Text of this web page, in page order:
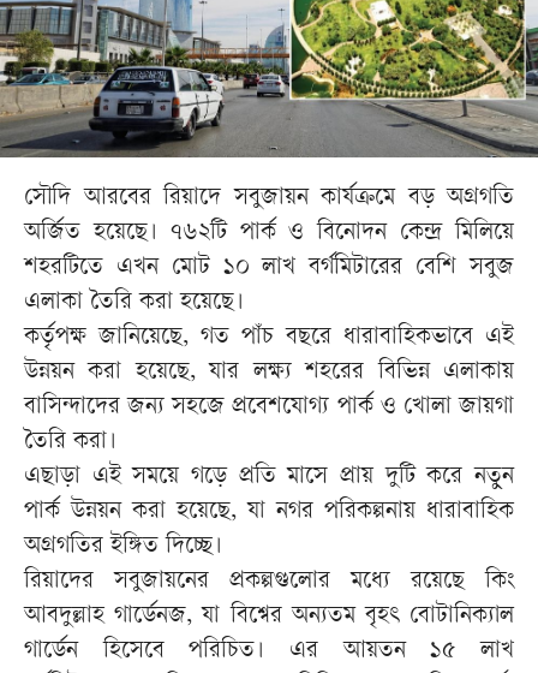
সৌদি আরবের রিয়াদে সবুজায়ন কার্যক্রমে বড় অগ্রগতি
অর্জিত হয়েছে। ৭৬২টি পার্ক ও বিনোদন কেন্দ্র মিলিয়ে
শহরটিতে এখন মোট ১০ লাখ বর্গমিটারের বেশি সবুজ
এলাকা তৈরি করা হয়েছে।
কর্তৃপক্ষ জানিয়েছে, গত পাঁচ বছরে ধারাবাহিকভাবে এই
উন্নয়ন করা হয়েছে, যার লক্ষ্য শহরের বিভিন্ন এলাকায়
বাসিন্দাদের জন্য সহজে প্রবেশযোগ্য পার্ক ও খোলা জায়গা
তৈরি করা।
এছাড়া এই সময়ে গড়ে প্রতি মাসে প্রায় দুটি করে নতুন
পার্ক উন্নয়ন করা হয়েছে, যা নগর পরিকল্পনায় ধারাবাহিক
অগ্রগতির ইঙ্গিত দিচ্ছে।
রিয়াদের সবুজায়নের প্রকল্পগুলোর মধ্যে রয়েছে কিং
আবদুল্লাহ গার্ডেনজ, যা বিশ্বের অন্যতম বৃহৎ বোটানিক্যাল
গার্ডেন হিসেবে পরিচিত। এর আয়তন ১৫ লাখ